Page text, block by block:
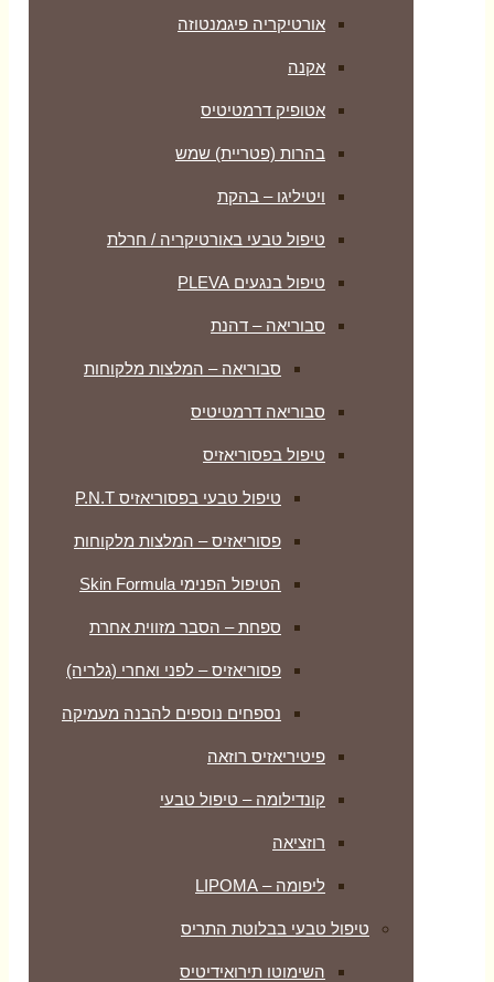
אורטיקריה פיגמנטוזה
אקנה
אטופיק דרמטיטיס
בהרות (פטריית) שמש
ויטיליגו – בהקת
טיפול טבעי באורטיקריה / חרלת
טיפול בנגעים PLEVA
סבוריאה – דהנת
סבוריאה – המלצות מלקוחות
סבוריאה דרמטיטיס
טיפול בפסוריאזיס
טיפול טבעי בפסוריאזיס P.N.T
פסוריאזיס – המלצות מלקוחות
הטיפול הפנימי Skin Formula
ספחת – הסבר מזווית אחרת
פסוריאזיס – לפני ואחרי (גלריה)
נספחים נוספים להבנה מעמיקה
פיטיריאזיס רוזאה
קונדילומה – טיפול טבעי
רוזציאה
ליפומה – LIPOMA
טיפול טבעי בבלוטת התריס
השימוטו תירואידיטיס